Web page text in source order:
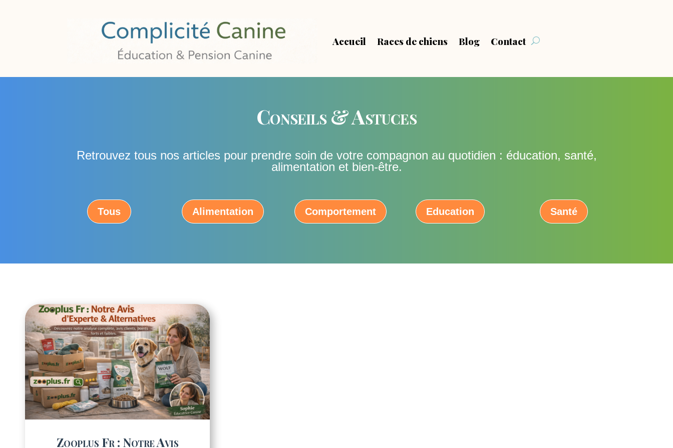
Accueil Races de chiens Blog Contact
Conseils & Astuces
Retrouvez tous nos articles pour prendre soin de votre compagnon au quotidien : éducation, santé,
alimentation et bien-être.
Tous Alimentation Comportement Education Santé
Zooplus Fr : Notre Avis